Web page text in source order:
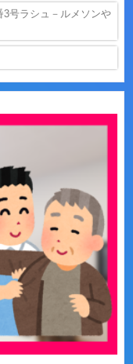
号ラシュ－ルメソンや